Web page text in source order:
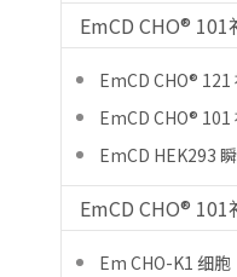
EmCD CHO® 101
EmCD CHO® 121
EmCD CHO® 101
EmCD HEK293
EmCD CHO®
Em CHO-K1 细胞